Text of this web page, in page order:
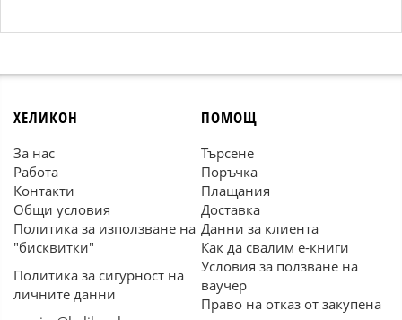
ХЕЛИКОН
За нас
Работа
Контакти
Общи условия
Политика за използване на
"бисквитки"
Политика за сигурност на
личните данни
ПОМОЩ
Търсене
Поръчка
Плащания
Доставка
Данни за клиента
Как да свалим е-книги
Условия за ползване на
ваучер
Право на отказ от закупена